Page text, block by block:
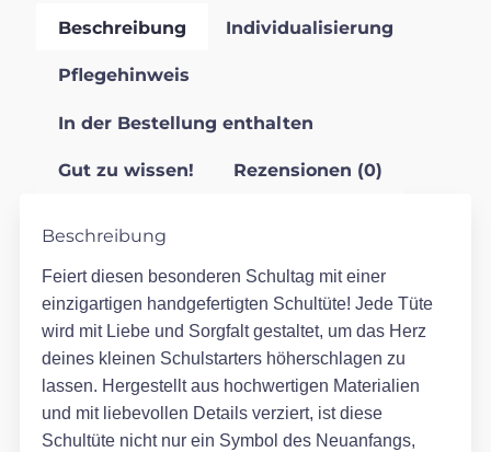
Beschreibung Individualisierung
Pflegehinweis
In der Bestellung enthalten
Gut zu wissen! Rezensionen (0)
Beschreibung
Feiert diesen besonderen Schultag mit einer
einzigartigen handgefertigten Schultüte! Jede Tüte
wird mit Liebe und Sorgfalt gestaltet, um das Herz
deines kleinen Schulstarters höherschlagen zu
lassen. Hergestellt aus hochwertigen Materialien
und mit liebevollen Details verziert, ist diese
Schultüte nicht nur ein Symbol des Neuanfangs,